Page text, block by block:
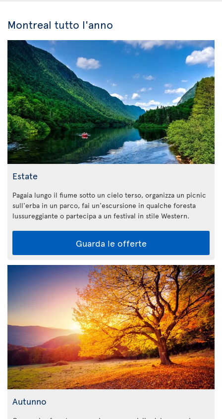
Montreal tutto l'anno
Estate
Pagaia lungo il fiume sotto un cielo terso, organizza un picnic
sull'erba in un parco, fai un'escursione in qualche foresta
lussureggiante o partecipa a un festival in stile Western.
Guarda le offerte
Autunno